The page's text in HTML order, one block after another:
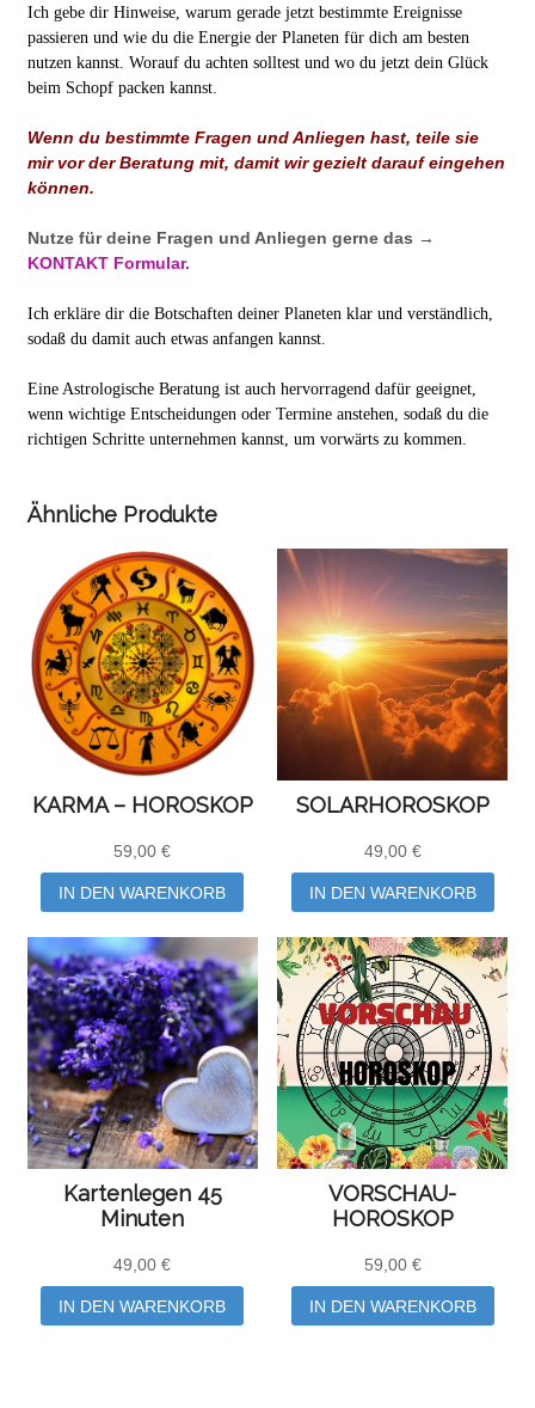
Ich gebe dir Hinweise, warum gerade jetzt bestimmte Ereignisse
passieren und wie du die Energie der Planeten für dich am besten
nutzen kannst. Worauf du achten solltest und wo du jetzt dein Glück
beim Schopf packen kannst.
Wenn du bestimmte Fragen und Anliegen hast, teile sie
mir vor der Beratung mit, damit wir gezielt darauf eingehen
können.
Nutze für deine Fragen und Anliegen gerne das →
KONTAKT Formular.
Ich erkläre dir die Botschaften deiner Planeten klar und verständlich,
sodaß du damit auch etwas anfangen kannst.
Eine Astrologische Beratung ist auch hervorragend dafür geeignet,
wenn wichtige Entscheidungen oder Termine anstehen, sodaß du die
richtigen Schritte unternehmen kannst, um vorwärts zu kommen.
Ähnliche Produkte
KARMA – HOROSKOP
59,00€
IN DEN WARENKORB
SOLARHOROSKOP
49,00 €
IN DEN WARENKORB
Kartenlegen 45
Minuten
49,00€
IN DEN WARENKORB
VORSCHAU-
HOROSKOP
59,00 €
IN DEN WARENKORB